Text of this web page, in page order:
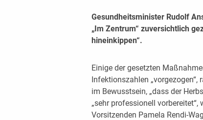
Gesundheitsminister Rudolf
„Im Zentrum“ zuversichtlich
hineinkippen“.
Einige der gesetzten
Infektionszahlen „vorgezogen“,
im Bewusstsein, „dass der
„sehr professionell vorbereitet“,
Vorsitzenden Pamela Rendi-